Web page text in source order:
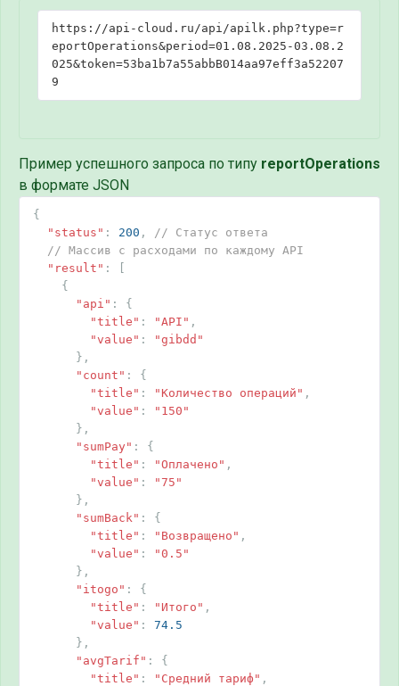
https://api-cloud.ru/api/apilk.php?type=r
eportOperations&period=01.08.2025-03.08.2
025&token=53ba1b7a55abbB014aa97eff3a52207
9
Пример успешного запроса по типу reportOperations
в формате JSON
{
"status" : 200 ,
// Статус ответа
// Массив с расходами по каждому API
"result" :
{
"api" :
{
"title" : "API" ,
"value" :
"gibdd"
},
"count" :
{
"title" : "Количество операций" ,
"value" :
"150"
},
"sumPay" :
{
"title" : "Оплачено" ,
"value" :
"75"
},
"sumBack" :
{
"title" : "Возвращено" ,
"value" :
"0.5"
},
"itogo" :
{
"title" : "Итого" ,
"value" :
74.5
},
"avgTarif" :
{
"title" : "Средний тариф" ,